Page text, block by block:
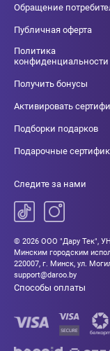
Обращение
Публичная оферта
Политика
конфиденциальности
Получить бонусы
Активировать
Подборки подарков
Подарочные
Следите за нами
© 2026 ООО "Дару Тек",
Минским городским
220007, г. Минск, ул.
support@daroo.by
Способы оплаты